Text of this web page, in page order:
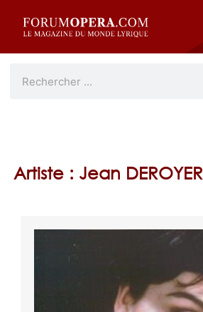
Artiste : Jean DEROYER